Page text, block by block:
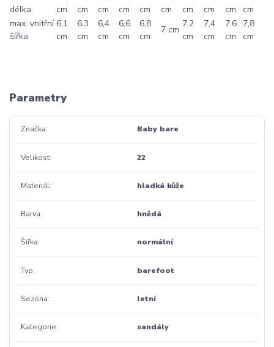
délka
cm
cm
cm
cm
cm
cm
cm
cm
cm
cm
max. vnitřní
šířka
6,1
cm
6,3
cm
6,4
cm
6,6
cm
6,8
cm
7 cm
7,2
cm
7,4
cm
7,6
cm
7,8
cm
Parametry
Značka Baby bare
Velikost 22
Materiál hladká kůže
Barva hnědá
Šířka normální
Typ barefoot
Sezóna letní
Kategorie sandály